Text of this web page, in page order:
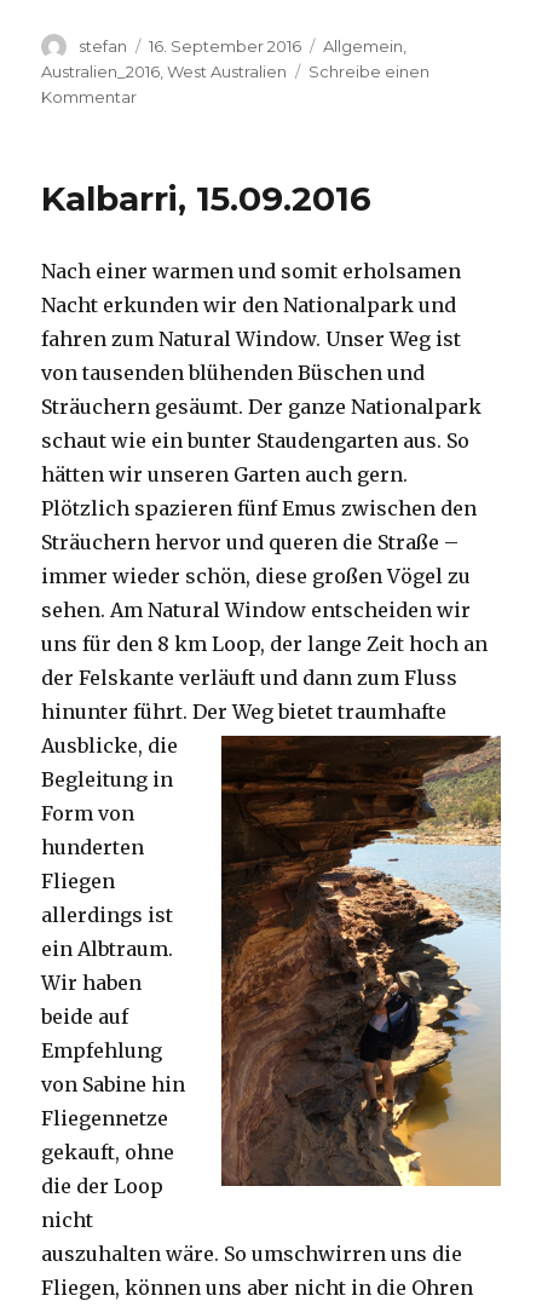
Autor
stefan
Veröffentlicht
am
16. September 2016 Kategorien
Allgemein
Australien_2016 ,West Australien
Schreibe einen
Kommentarzu
Kalbarri, 15.09.2016
Nach einer warmen und somit erholsamen
Nacht erkunden wir den Nationalpark und
fahren zum Natural Window. Unser Weg ist
von tausenden blühenden Büschen und
Sträuchern gesäumt. Der ganze Nationalpark
schaut wie ein bunter Staudengarten aus. So
hätten wir unseren Garten auch gern.
Plötzlich spazieren fünf Emus zwischen den
Sträuchern hervor und queren die Straße –
immer wieder schön, diese großen Vögel zu
sehen. Am Natural Window entscheiden wir
uns für den 8 km Loop, der lange Zeit hoch an
der Felskante verläuft und dann zum Fluss
hinunter führt. Der Weg bietet traumhafte
Ausblicke, die
Begleitung in
Form von
hunderten
Fliegen
allerdings ist
ein Albtraum.
Wir haben
beide auf
Empfehlung
von Sabine hin
Fliegennetze
gekauft, ohne
die der Loop
nicht
auszuhalten wäre. So umschwirren uns die
Fliegen, können uns aber nicht in die Ohren